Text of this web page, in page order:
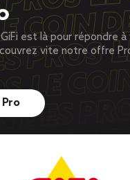
est là pour répondre
vite notre offre
Pro